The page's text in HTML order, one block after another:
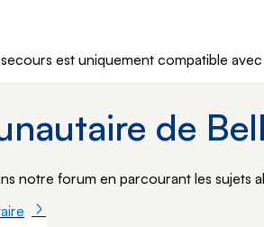
est uniquement compatible avec
de Bell
notre forum en parcourant les sujets